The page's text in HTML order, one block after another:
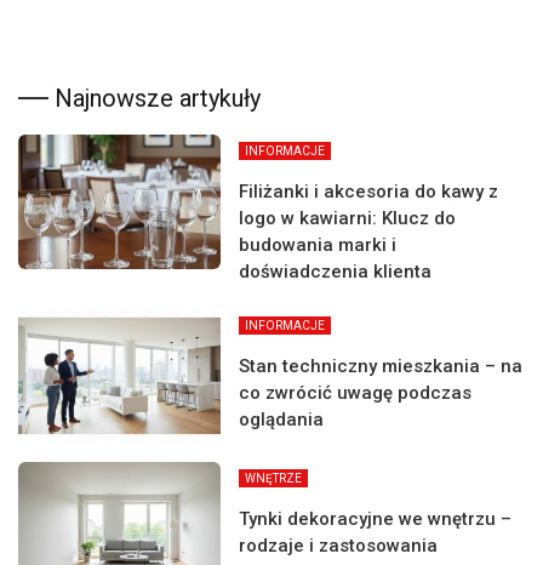
Najnowsze artykuły
INFORMACJE
Filiżanki i akcesoria do kawy z
logo w kawiarni: Klucz do
budowania marki i
doświadczenia klienta
INFORMACJE
Stan techniczny mieszkania – na
co zwrócić uwagę podczas
oglądania
WNĘTRZE
Tynki dekoracyjne we wnętrzu –
rodzaje i zastosowania